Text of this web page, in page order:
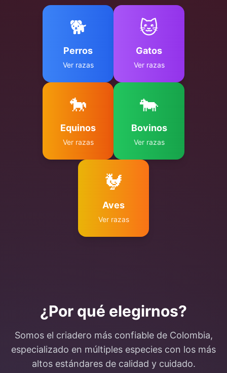
🐕
Perros
Ver razas
🐱
Gatos
Ver razas
🐎
Equinos
Ver razas
🐄
Bovinos
Ver razas
🐓
Aves
Ver razas
¿Por qué elegirnos?
Somos el criadero más confiable de Colombia,
especializado en múltiples especies con los más
altos estándares de calidad y cuidado.